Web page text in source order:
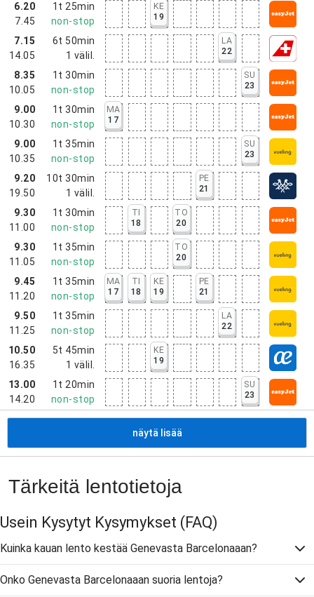
6.20
7.45
1t 25min
non-stop
KE
19
7.15
14.05
6t 50min
1 välil.
LA
22
8.35
10.05
1t 30min
non-stop
SU
23
9.00
10.30
1t 30min
non-stop
MA
17
9.00
10.35
1t 35min
non-stop
SU
23
9.20
19.50
10t 30min
1 välil.
PE
21
9.30
11.00
1t 30min
non-stop
TI
18
TO
20
9.30
11.05
1t 35min
non-stop
TO
20
9.45
11.20
1t 35min
non-stop
MA
17
TI
18
KE
19
PE
21
9.50
11.25
1t 35min
non-stop
LA
22
10.50
16.35
5t 45min
1 välil.
KE
19
13.00
14.20
1t 20min
non-stop
SU
23
näytä lisää
Tärkeitä lentotietoja
Usein Kysytyt Kysymykset (FAQ)
Kuinka kauan lento kestää Genevasta Barcelonaaan?
Onko Genevasta Barcelonaaan suoria lentoja?